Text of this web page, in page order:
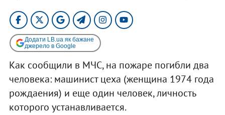
Додати LB.ua як бажане
джерело в Google
Как сообщили в МЧС, на пожаре погибли два
человека: машинист цеха (женщина 1974 года
рождаения) и еще один человек, личность
которого устанавливается.